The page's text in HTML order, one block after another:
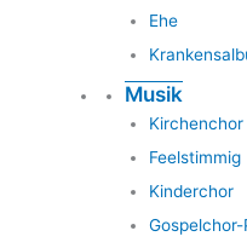
Ehe
Musik
Kirchenchor
Feelstimmig
Kinderchor